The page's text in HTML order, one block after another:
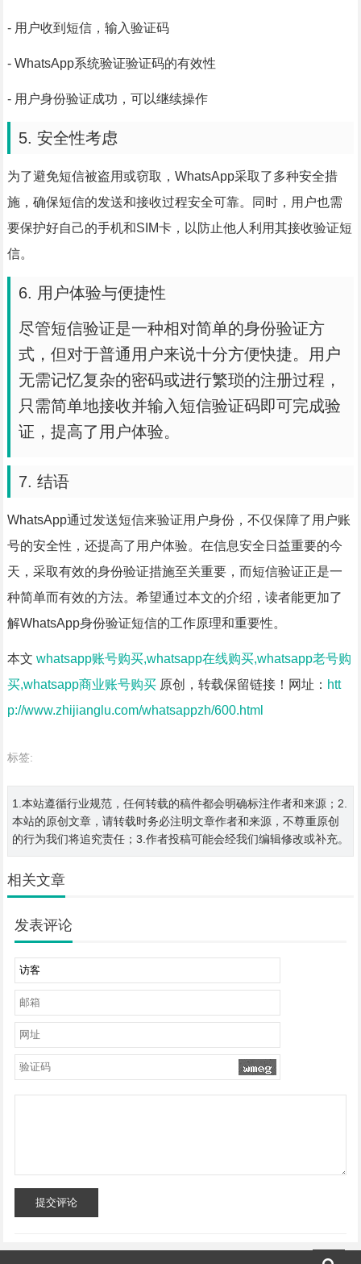
- 用户收到短信，输入验证码
- WhatsApp系统验证验证码的有效性
- 用户身份验证成功，可以继续操作
5. 安全性考虑
为了避免短信被盗用或窃取，WhatsApp采取了多种安全措
施，确保短信的发送和接收过程安全可靠。同时，用户也需
要保护好自己的手机和SIM卡，以防止他人利用其接收验证短
信。
6. 用户体验与便捷性
尽管短信验证是一种相对简单的身份验证方
式，但对于普通用户来说十分方便快捷。用户
无需记忆复杂的密码或进行繁琐的注册过程，
只需简单地接收并输入短信验证码即可完成验
证，提高了用户体验。
7. 结语
WhatsApp通过发送短信来验证用户身份，不仅保障了用户账
号的安全性，还提高了用户体验。在信息安全日益重要的今
天，采取有效的身份验证措施至关重要，而短信验证正是一
种简单而有效的方法。希望通过本文的介绍，读者能更加了
解WhatsApp身份验证短信的工作原理和重要性。
本文 whatsapp账号购买,whatsapp在线购买,whatsapp老号购
买,whatsapp商业账号购买原创，转载保留链接！网址： htt
p://www.zhijianglu.com/whatsappzh/600.html
标签:
1.本站遵循行业规范，任何转载的稿件都会明确标注作者和来源；2.
本站的原创文章，请转载时务必注明文章作者和来源，不尊重原创
的行为我们将追究责任；3.作者投稿可能会经我们编辑修改或补充。
相关文章
发表评论
提交评论